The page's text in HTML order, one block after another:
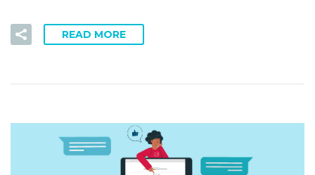
READ MORE